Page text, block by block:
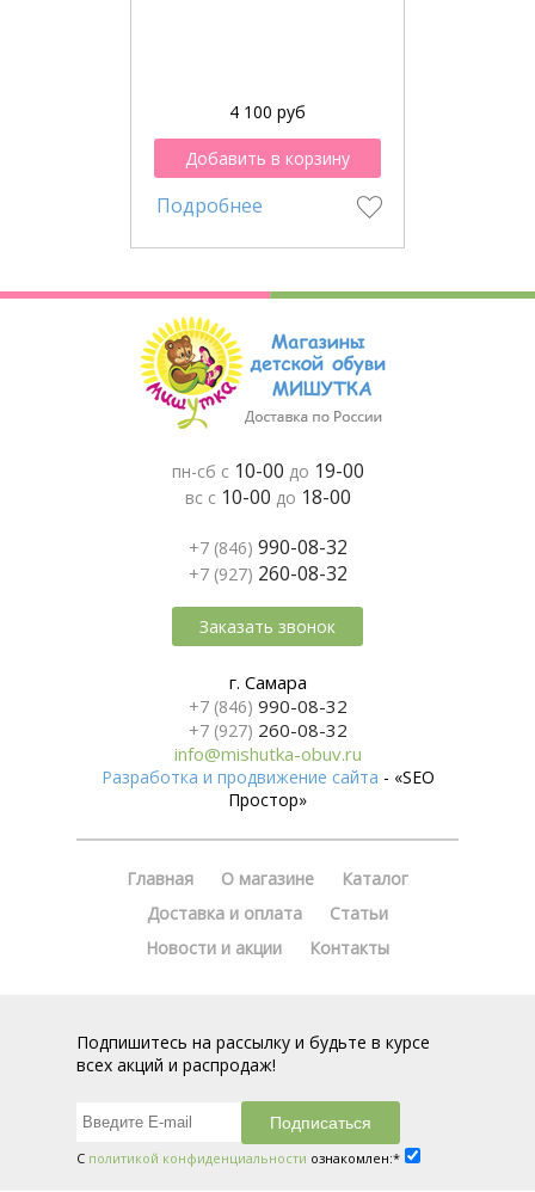
4 100 руб
Добавить в корзину
Подробнее
пн-сб с 10-00 до 19-00
вс с 10-00 до 18-00
+7 (846) 990-08-32
+7 (927) 260-08-32
Заказать звонок
г. Самара
+7 (846) 990-08-32
+7 (927) 260-08-32
info@mishutka-obuv.ru
Разработка и продвижение сайта - «SEO
Простор»
Главная О магазине
Каталог
Доставка и оплата
Статьи
Новости и акции
Контакты
Подпишитесь на рассылку и будьте в курсе
всех акций и распродаж!
С политикой конфиденциальности ознакомлен:*